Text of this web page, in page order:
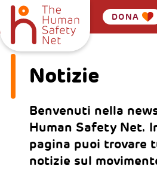
DONA
Notizie
Benvenuti nella
Human Safety Net.
pagina puoi trovare
notizie sul